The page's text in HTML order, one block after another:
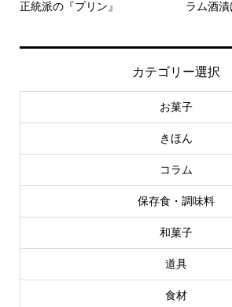
正統派の『プリン』 ラム酒
カテゴリー選択
お菓子
きほん
コラム
保存食・調味料
和菓子
道具
食材